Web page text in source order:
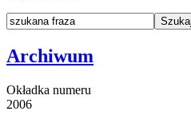
Archiwum
Okładka numeru
2006